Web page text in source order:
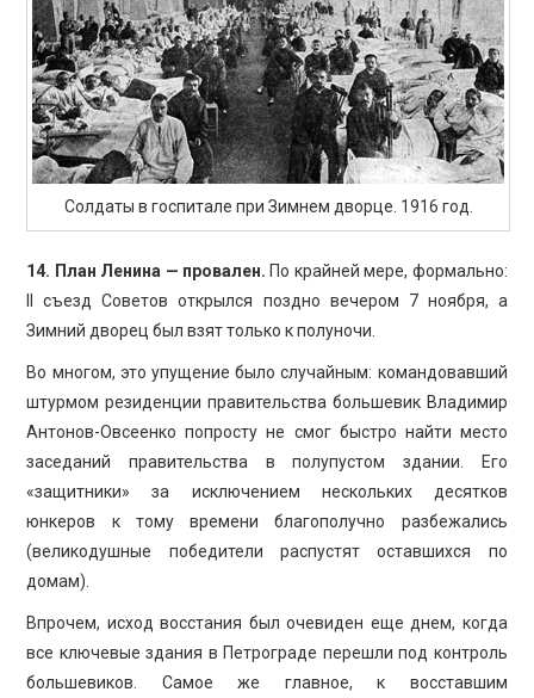
Солдаты в госпитале при Зимнем дворце. 1916 год.
14. План Ленина — провален. По крайней мере, формально:
II съезд Советов открылся поздно вечером 7 ноября, а
Зимний дворец был взят только к полуночи.
Во многом, это упущение было случайным: командовавший
штурмом резиденции правительства большевик Владимир
Антонов-Овсеенко попросту не смог быстро найти место
заседаний правительства в полупустом здании. Его
«защитники» за исключением нескольких десятков
юнкеров к тому времени благополучно разбежались
(великодушные победители распустят оставшихся по
домам).
Впрочем, исход восстания был очевиден еще днем, когда
все ключевые здания в Петрограде перешли под контроль
большевиков. Самое же главное, к восставшим